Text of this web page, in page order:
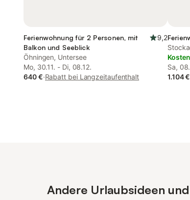
Ferienwohnung für 2 Personen, mit
Balkon und Seeblick
9,2
Öhningen, Untersee
Mo, 30.11. - Di, 08.12.
640 €·Rabatt bei Langzeitaufenthalt
Sa,
1.104 €
Andere Urlaubsideen